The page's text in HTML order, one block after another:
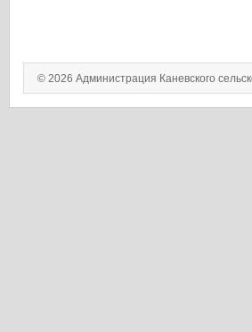
© 2026 Администрация Каневского